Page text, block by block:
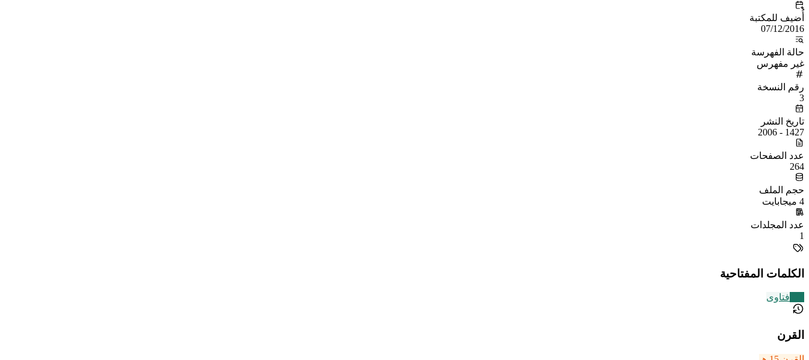
أُضيف للمكتبة
07/12/2016
حالة الفهرسة
غير مفهرس
رقم النسخة
3
تاريخ النشر
1427 - 2006
عدد الصفحات
264
حجم الملف
4 ميجابايت
عدد المجلدات
1
الكلمات المفتاحية
فتاوى
القرن